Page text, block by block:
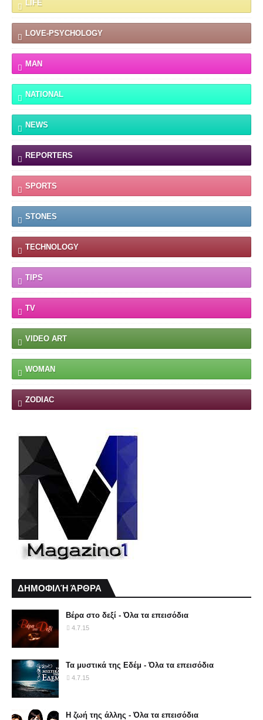
LIFE
LOVE-PSYCHOLOGY
MAN
NATIONAL
NEWS
REPORTERS
SPORTS
STONES
TECHNOLOGY
TIPS
TV
VIDEO ART
WOMAN
ZODIAC
ΔΗΜΟΦΙΛΉ ΆΡΘΡΑ
Βέρα στο δεξί - Όλα τα επεισόδια
4.7.15
Τα μυστικά της Εδέμ - Όλα τα επεισόδια
4.7.15
Η ζωή της άλλης - Όλα τα επεισόδια